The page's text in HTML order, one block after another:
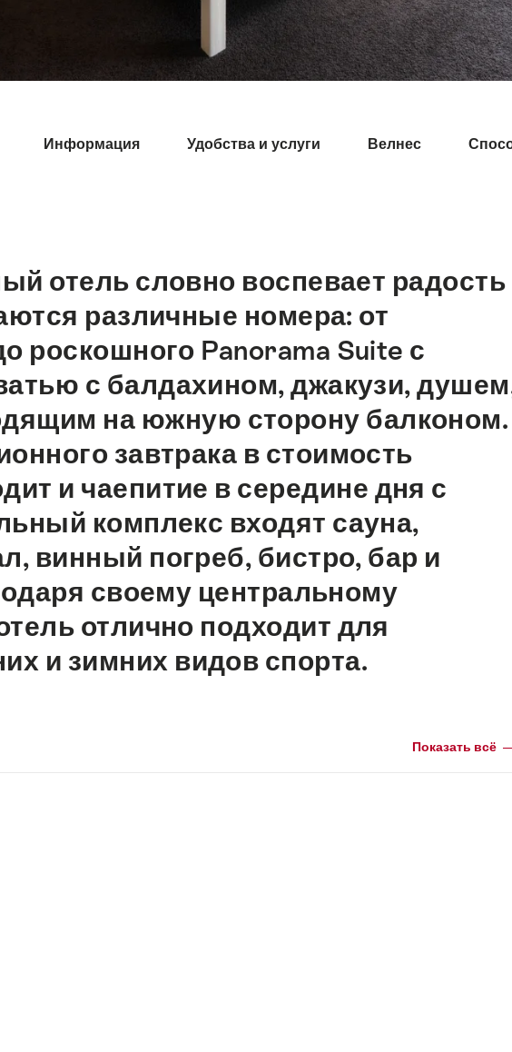
Информация Удобства и услуги Велнес
отель словно воспевает радость
различные номера: от
роскошного Panorama Suite с
с балдахином, джакузи,
на южную сторону балконом.
завтрака в стоимость
и чаепитие в середине дня с
комплекс входят сауна,
винный погреб, бистро, бар и
своему центральному
отлично подходит для
и зимних видов спорта.
Показать всё